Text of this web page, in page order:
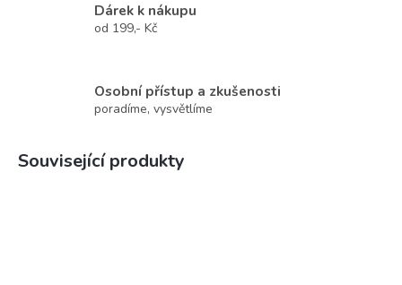
Dárek k nákupu
od 199,- Kč
Osobní přístup a zkušenosti
poradíme, vysvětlíme
Související produkty